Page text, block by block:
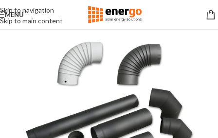
Skip to navigation
Skip to main content
MENU